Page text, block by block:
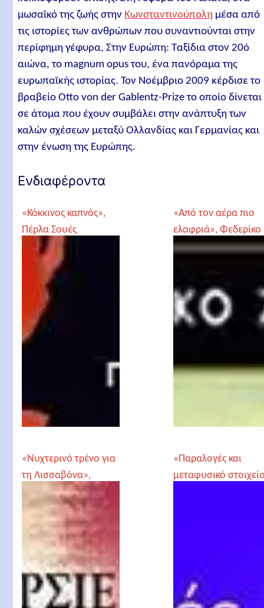
μωσαϊκό της ζωής στην Κωνσταντινούπολη μέσα από
τις ιστορίες των ανθρώπων που συναντιούνται στην
περίφημη γέφυρα, Στην Ευρώπη: Ταξίδια στον 20ό
αιώνα, το magnum opus του, ένα πανόραμα της
ευρωπαϊκής ιστορίας. Τον Νοέμβριο 2009 κέρδισε το
βραβείο Otto von der Gablentz-Prize το οποίο δίνεται
σε άτομα που έχουν συμβάλει στην ανάπτυξη των
καλών σχέσεων μεταξύ Ολλανδίας και Γερμανίας και
στην ένωση της Ευρώπης.
Ενδιαφέροντα
«Κόκκινος καπνός»,
Πέρλα Σουές
«Από τον αέρα πιο
ελαφριά», Φεδερίκο
Ζανμέρ
«Νυχτερινό τρένο για
τη Λισσαβόνα»,
Πασκάλ Μερσιέ
«Παραλογές και
μεταφυσικό